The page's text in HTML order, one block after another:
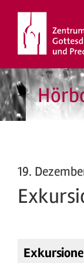
springen
19.